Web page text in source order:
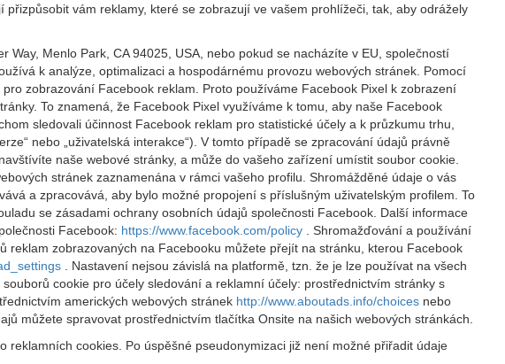
vám reklamy, které se zobrazují ve vašem prohlížeči, tak, aby odrážely
Menlo Park, CA 94025, USA, nebo pokud se nacházíte v EU, společností
k analýze, optimalizaci a hospodárnému provozu webových stránek. Pomocí
zobrazování Facebook reklam. Proto používáme Facebook Pixel k zobrazení
To znamená, že Facebook Pixel využíváme k tomu, aby naše Facebook
sledovali účinnost Facebook reklam pro statistické účely a k průzkumu trhu,
nebo „uživatelská interakce“). V tomto případě se zpracování údajů právně
naše webové stránky, a může do vašeho zařízení umístit soubor cookie.
stránek zaznamenána v rámci vašeho profilu. Shromážděné údaje o vás
a zpracovává, aby bylo možné propojení s příslušným uživatelským profilem. To
se zásadami ochrany osobních údajů společnosti Facebook. Další informace
Facebook: https://www.facebook.com/policy
. Shromažďování a používání
zobrazovaných na Facebooku můžete přejít na stránku, kterou Facebook
. Nastavení nejsou závislá na platformě, tzn. že je lze používat na všech
cookie pro účely sledování a reklamní účely: prostřednictvím stránky s
amerických webových stránek http://www.aboutads.info/choices nebo
můžete spravovat prostřednictvím tlačítka Onsite na našich webových stránkách.
cookies. Po úspěšné pseudonymizaci již není možné přiřadit údaje